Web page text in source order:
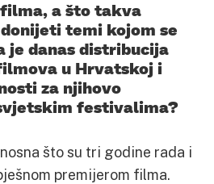
a što takva
temi kojom se
je danas distribucija
u Hrvatskoj i
za njihovo
festivalima?
što su tri godine rada i
premijerom filma.